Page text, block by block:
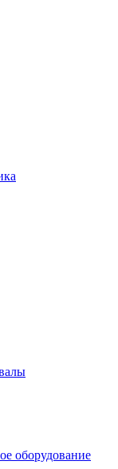
оборудование